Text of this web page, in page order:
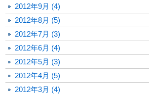
2012年9月 (4)
2012年8月 (5)
2012年7月 (3)
2012年6月 (4)
2012年5月 (3)
2012年4月 (5)
2012年3月 (4)